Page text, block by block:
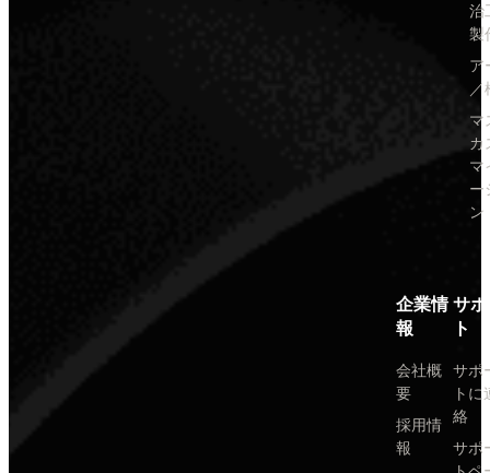
治
製
ア
／
マ
カ
マ
ー
ン
企業情
報
会社概
要
採用情
報
サ
ト
サポ
トに
絡
サポ